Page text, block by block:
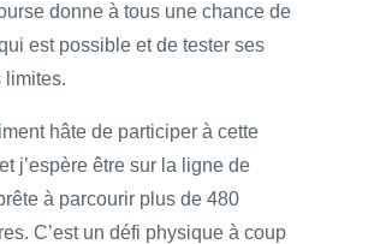
donne à tous une chance de
est possible et de tester ses
limites.
hâte de participer à cette
j’espère être sur la ligne de
à parcourir plus de 480
C’est un défi physique à coup